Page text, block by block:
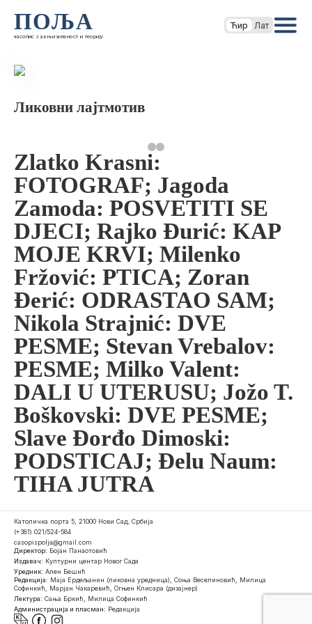
ПОЉА
часопис за књижевност и теорију
Ћир Лат
Ликовни лајтмотив
Zlatko Krasni:
FOTOGRAF; Jagoda
Zamoda: POSVETITI SE
DJECI; Rajko Đurić: KAP
MOJE KRVI; Milenko
Fržović: PTICA; Zoran
Đerić: ODRASTAO SAM;
Nikola Strajnić: DVE
PESME; Stevan Vrebalov:
PESME; Milko Valent:
DALI U UTERUSU; Jožo T.
Boškovski: DVE PESME;
Slave Đorđo Dimoski:
PODSTICAJ; Đelu Naum:
TIHA JUTRA
Католичка порта 5, 21000 Нови Сад, Србија
(+381) 021/524-584
casopispolja@gmail.com
Директор: Бојан Панаотовић
Издавач: Културни центар Новог Сада
Уредник: Ален Бешић
Редакција: Маја Ердељанин (ликовна уредница), Соња Веселиновић, Милица
Софинкић, Марјан Чакаревић, Огњен Клисара (дизајнер)
Лектура: Сања Бркић, Милица Софинкић
Администрација и пласман: Редакција